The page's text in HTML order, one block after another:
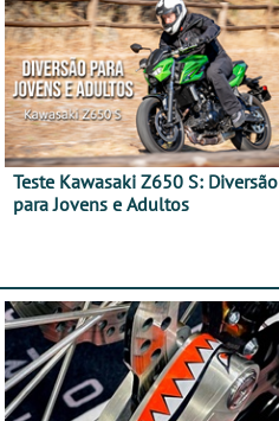
Teste Kawasaki Z650 S: Diversão
para Jovens e Adultos